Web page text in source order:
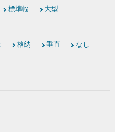
標準幅 大型
格納 垂直 なし